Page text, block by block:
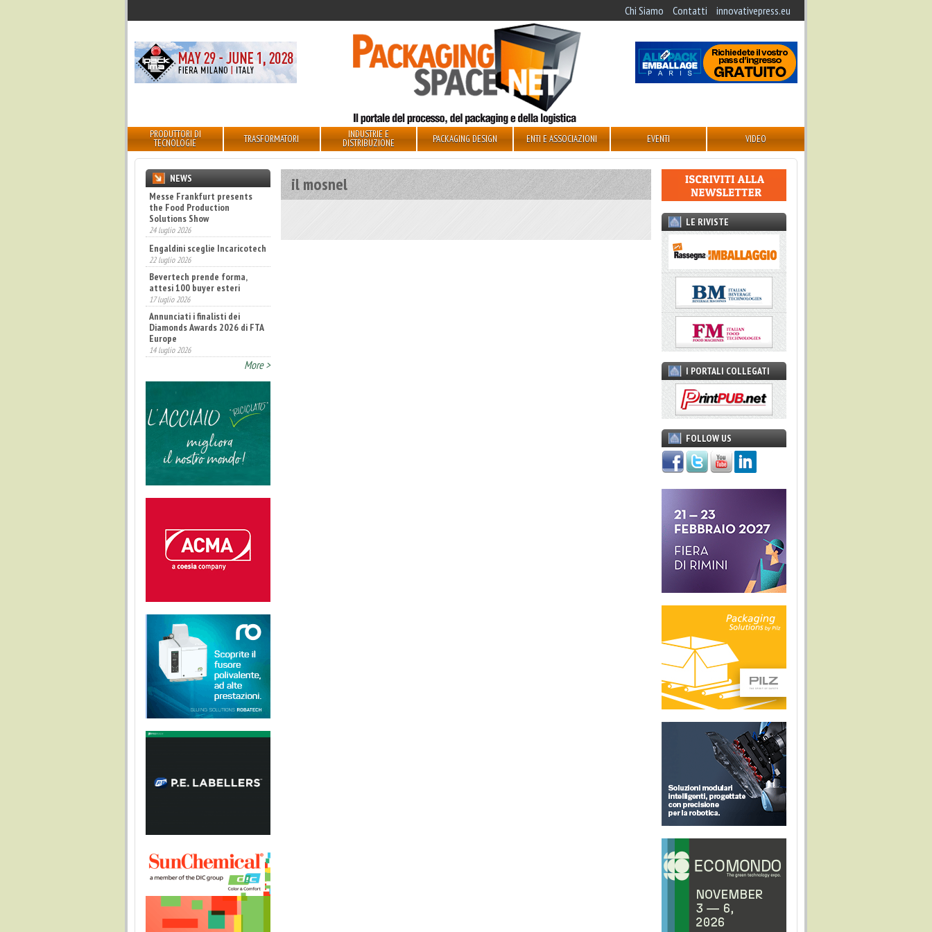
Chi Siamo Contatti innovativepress.eu
PRODUTTORI DI
TECNOLOGIE TRASFORMATORI INDUSTRIE E
DISTRIBUZIONE PACKAGING DESIGN ENTI E ASSOCIAZIONI EVENTI VIDEO
il mosnel
NEWS
Messe Frankfurt presents
the Food Production
Solutions Show
24 luglio 2026
Engaldini sceglie Incaricotech
22 luglio 2026
Bevertech prende forma,
attesi 100 buyer esteri
17 luglio 2026
Annunciati i finalisti dei
Diamonds Awards 2026 di FTA
Europe
14 luglio 2026
More >
LE RIVISTE
I PORTALI COLLEGATI
FOLLOW US